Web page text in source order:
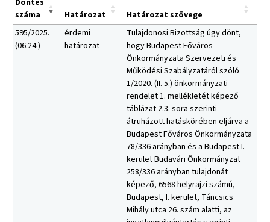
Döntés
száma
Határozat
Határozat szövege
595/2025.
(06.24.)
érdemi
határozat
Tulajdonosi Bizottság úgy dönt,
hogy Budapest Főváros
Önkormányzata Szervezeti és
Működési Szabályzatáról szóló
1/2020. (II. 5.) önkormányzati
rendelet 1. mellékletét képező
táblázat 2.3. sora szerinti
átruházott hatáskörében eljárva a
Budapest Főváros Önkormányzata
78/336 arányban és a Budapest I.
kerület Budavári Önkormányzat
258/336 arányban tulajdonát
képező, 6568 helyrajzi számú,
Budapest, I. kerület, Táncsics
Mihály utca 26. szám alatti, az